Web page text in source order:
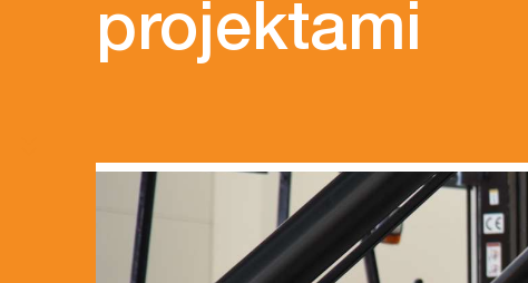
projektami